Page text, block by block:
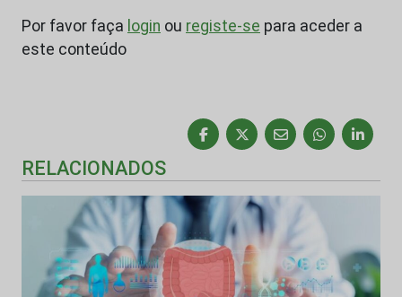
Por favor faça login ou registe-se para aceder a
este conteúdo
RELACIONADOS